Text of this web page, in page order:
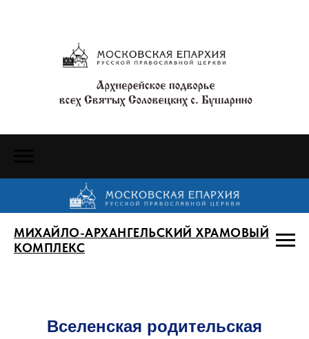
МИХАЙЛО-АРХАНГЕЛЬСКИЙ ХРАМОВЫЙ
КОМПЛЕКС
Вселенская родительская